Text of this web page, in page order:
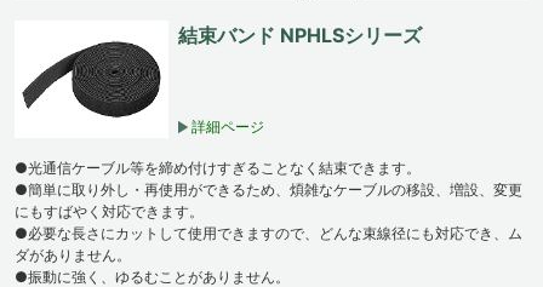
結束バンド NPHLSシリーズ
詳細ページ
●光通信ケーブル等を締め付けすぎることなく結束できます。
●簡単に取り外し・再使用ができるため、煩雑なケーブルの移設、増設、変更
にもすばやく対応できます。
●必要な長さにカットして使用できますので、どんな束線径にも対応でき、ム
ダがありません。
●振動に強く、ゆるむことがありません。